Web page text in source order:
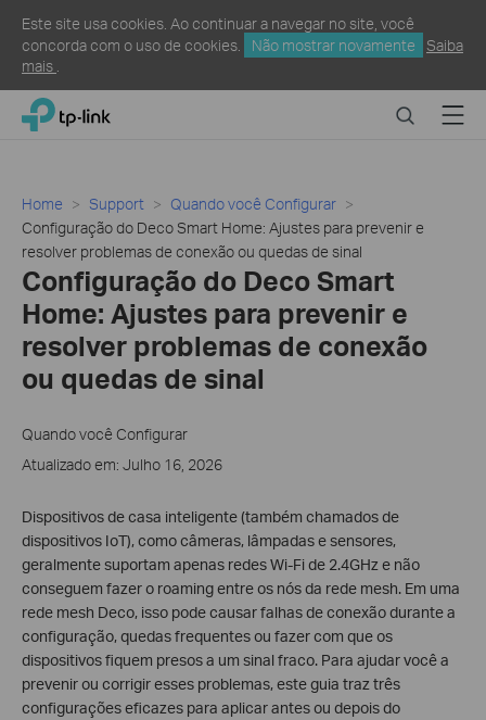
Este site usa cookies. Ao continuar a navegar no site, você
concorda com o uso de cookies.
Não mostrar novamente
Saiba
mais
Click
navigation
TP-Link, Reliably Smart SearchMenu
Home Support
Quando você Configurar
Configuração do Deco Smart Home: Ajustes para prevenir e
resolver problemas de conexão ou quedas de sinal
Configuração do Deco Smart
Home: Ajustes para prevenir e
resolver problemas de conexão
ou quedas de sinal
Quando você Configurar
Atualizado em: Julho 16, 2026
Dispositivos de casa inteligente (também chamados de
dispositivos IoT), como câmeras, lâmpadas e sensores,
geralmente suportam apenas redes Wi-Fi de 2.4GHz e não
conseguem fazer o roaming entre os nós da rede mesh. Em uma
rede mesh Deco, isso pode causar falhas de conexão durante a
configuração, quedas frequentes ou fazer com que os
dispositivos fiquem presos a um sinal fraco. Para ajudar você a
prevenir ou corrigir esses problemas, este guia traz três
configurações eficazes para aplicar antes ou depois do